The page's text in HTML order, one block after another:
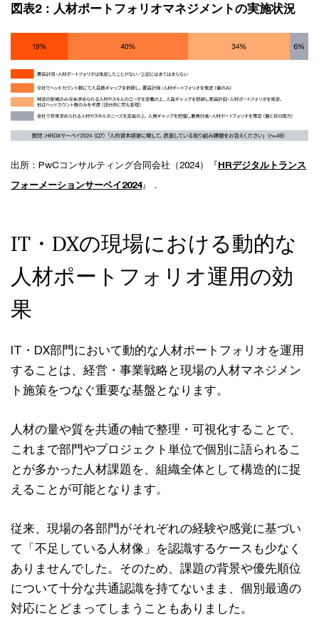
図表2：人材ポートフォリオマネジメントの実施状況
出所：PwCコンサルティング合同会社（2024）『HRデジタルトランス
フォーメーションサーベイ2024』．
IT・DXの現場における動的な
人材ポートフォリオ運用の効
果
IT・DX部門において動的な人材ポートフォリオを運用
することは、経営・事業戦略と現場の人材マネジメン
ト施策をつなぐ重要な基盤となります。
人材の量や質を共通の軸で整理・可視化することで、
これまで部門やプロジェクト単位で個別に語られるこ
とが多かった人材課題を、組織全体として構造的に捉
えることが可能となります。
従来、現場の各部門がそれぞれの経験や感覚に基づい
て「不足している人材像」を認識するケースも少なく
ありませんでした。そのため、課題の背景や優先順位
について十分な共通認識を持てないまま、個別最適の
対応にとどまってしまうこともありました。